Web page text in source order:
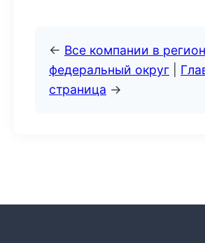
← Все компании в
федеральный округ
страница →